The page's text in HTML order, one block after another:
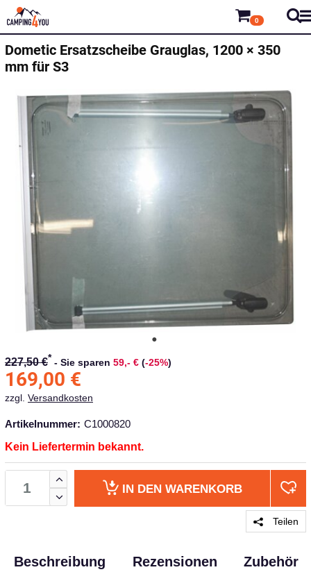
0
Dometic Ersatzscheibe Grauglas, 1200 × 350
mm für S3
227,50 €* - Sie sparen 59,- € (-25%)
169,00 €
zzgl. Versandkosten
Artikelnummer: C1000820
Kein Liefertermin bekannt.
IN DEN WARENKORB
Teilen
Beschreibung Rezensionen Zubehör